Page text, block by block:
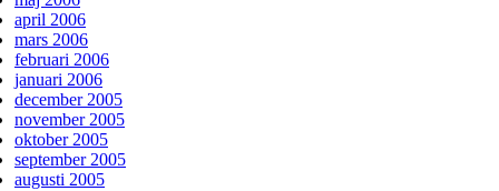
april 2006
mars 2006
februari 2006
januari 2006
december 2005
november 2005
oktober 2005
september 2005
augusti 2005